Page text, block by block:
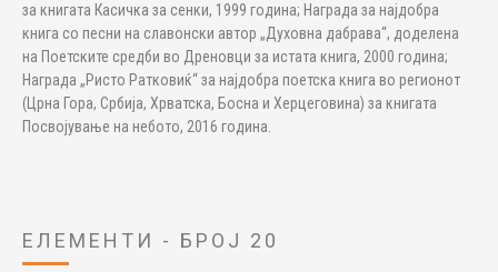
за книгата Касичка за сенки, 1999 година; Награда за најдобра
книга со песни на славонски автор „Духовна дабрава“, доделена
на Поетските средби во Дреновци за истата книга, 2000 година;
Награда „Ристо Ратковиќ“ за најдобра поетска книга во регионот
(Црна Гора, Србија, Хрватска, Босна и Херцеговина) за книгата
Посвојување на небото, 2016 година.
ЕЛЕМЕНТИ - БРОЈ 20